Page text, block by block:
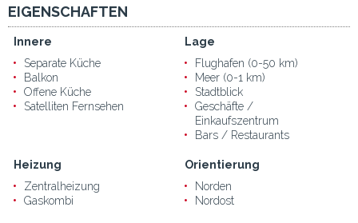
EIGENSCHAFTEN
Innere
Separate Küche
Balkon
Offene Küche
Satelliten Fernsehen
Lage
Flughafen (0-50 km)
Meer (0-1 km)
Stadtblick
Geschäfte /
Einkaufszentrum
Bars / Restaurants
Heizung
Zentralheizung
Gaskombi
Orientierung
Norden
Nordost